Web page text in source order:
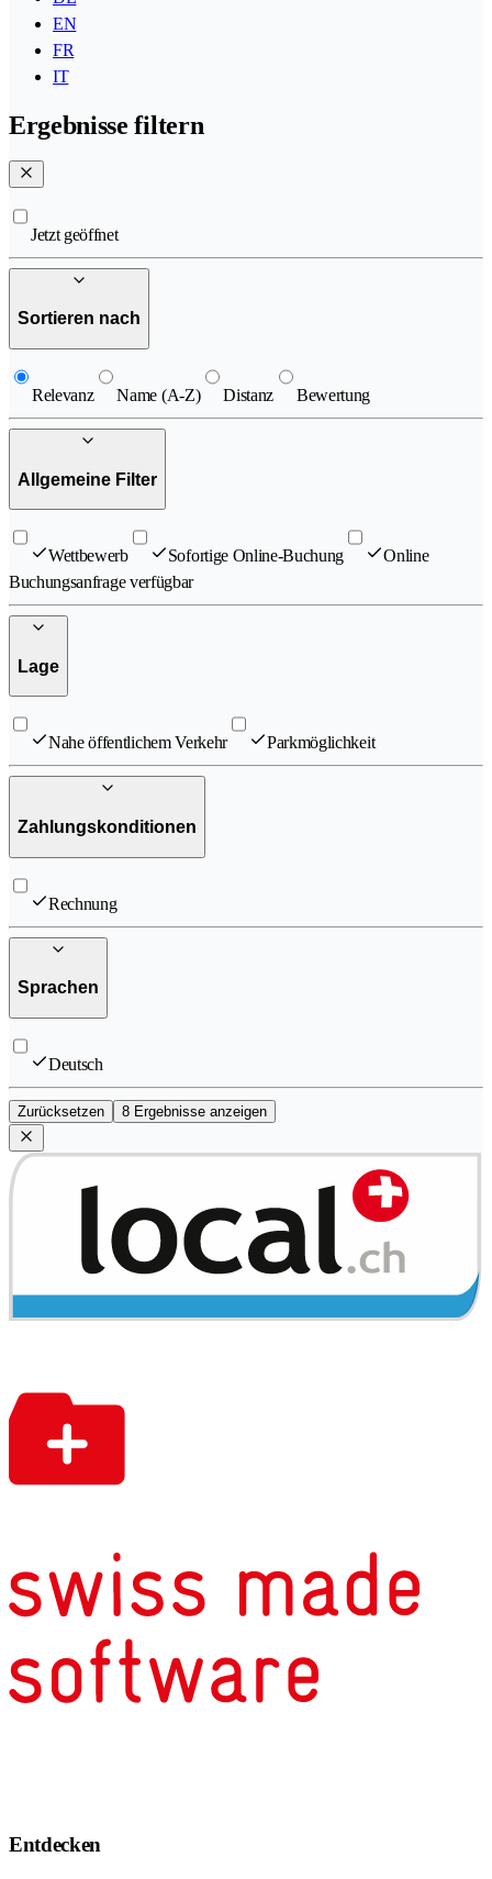
EN
FR
IT
Ergebnisse filtern
Jetzt geöffnet
Sortieren nach
Relevanz Name (A-Z) Distanz Bewertung
Allgemeine Filter
Wettbewerb Sofortige Online-Buchung
Online
Buchungsanfrage verfügbar
Lage
Nahe öffentlichem Verkehr Parkmöglichkeit
Zahlungskonditionen
Rechnung
Sprachen
Deutsch
Zurücksetzen 8 Ergebnisse anzeigen
Entdecken